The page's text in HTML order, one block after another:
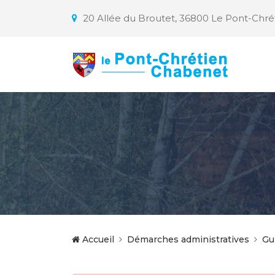
20 Allée du Broutet, 36800 Le Pont-
Accueil Démarches administratives